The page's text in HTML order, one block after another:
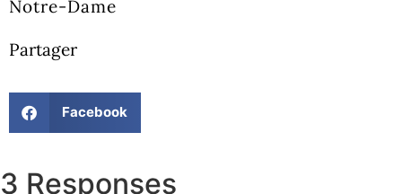
Notre-Dame
Partager
Facebook
3 Responses